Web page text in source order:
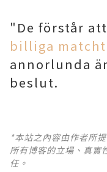
"De förstår
billiga
annorlunda
beslut.
*本站之內容由作者所
所有博客的立場、真實
任。